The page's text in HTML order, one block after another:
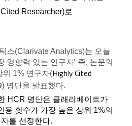
Researcher)로
스(Clarivate Analytics)는 오늘
영향력 있는 연구자’ 즉, 논문의
위 1% 연구자(Highly Cited
) 명단을 발표했다.
HCR 명단은 클래리베이트가
용 횟수가 가장 높은 상위 1%의
를 선정한다.